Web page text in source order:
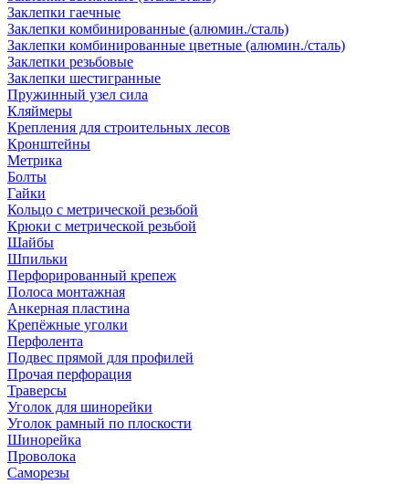
Заклепки гаечные
Заклепки комбинированные (алюмин./сталь)
Заклепки комбинированные цветные (алюмин./сталь)
Заклепки резьбовые
Заклепки шестигранные
Пружинный узел сила
Кляймеры
Крепления для строительных лесов
Кронштейны
Метрика
Болты
Гайки
Кольцо с метрической резьбой
Крюки с метрической резьбой
Шайбы
Шпильки
Перфорированный крепеж
Полоса монтажная
Анкерная пластина
Крепёжные уголки
Перфолента
Подвес прямой для профилей
Прочая перфорация
Траверсы
Уголок для шинорейки
Уголок рамный по плоскости
Шинорейка
Проволока
Саморезы